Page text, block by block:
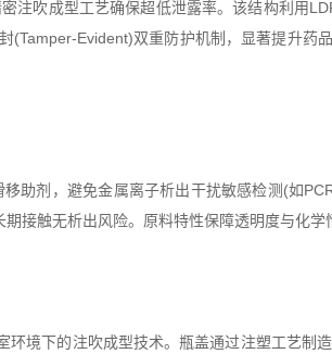
成型工艺确保超低泄露率。该结构利用
(Tamper-Evident)双重防护机制，显著提升
剂，避免金属离子析出干扰敏感检测(如
接触无析出风险。原料特性保障透明度与化学
下的注吹成型技术。瓶盖通过注塑工艺制